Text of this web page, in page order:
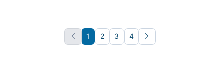
1 2 3 4
Вперёд